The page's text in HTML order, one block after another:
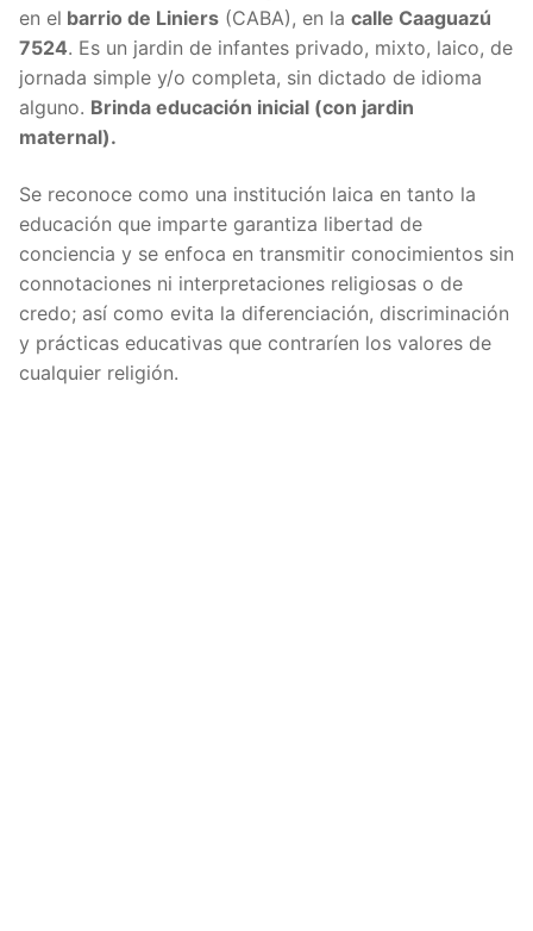
en el barrio de Liniers (CABA), en la calle Caaguazú
7524. Es un jardin de infantes privado, mixto, laico, de
jornada simple y/o completa, sin dictado de idioma
alguno. Brinda educación inicial (con jardin
maternal).
Se reconoce como una institución laica en tanto la
educación que imparte garantiza libertad de
conciencia y se enfoca en transmitir conocimientos sin
connotaciones ni interpretaciones religiosas o de
credo; así como evita la diferenciación, discriminación
y prácticas educativas que contraríen los valores de
cualquier religión.